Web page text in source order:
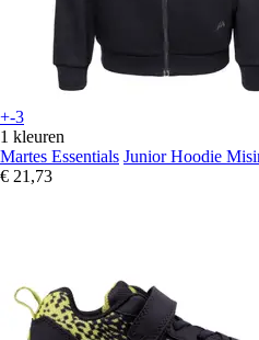
+-3
1 kleuren
Martes Essentials Junior Hoodie
€ 21,73